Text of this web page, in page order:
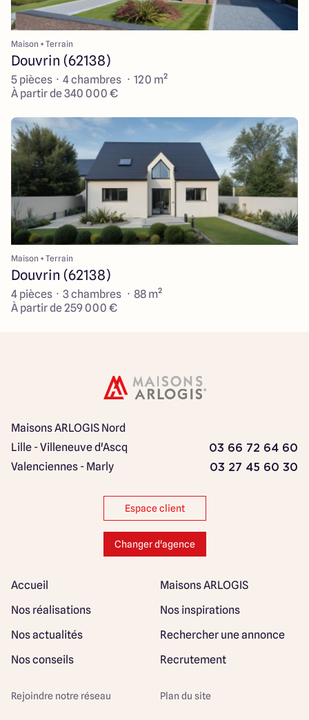
Maison + Terrain
Douvrin (62138)
5 pièces · 4 chambres · 120 m²
À partir de 340 000 €
Maison + Terrain
Douvrin (62138)
4 pièces · 3 chambres · 88 m²
À partir de 259 000 €
Maisons ARLOGIS Nord
Lille - Villeneuve d'Ascq
03 66 72 64 60
Valenciennes - Marly 03 27 45 60 30
Espace client
Changer d'agence
Accueil
Maisons ARLOGIS
Nos réalisations
Nos inspirations
Nos actualités
Rechercher une annonce
Nos conseils
Recrutement
Rejoindre notre réseau Plan du site